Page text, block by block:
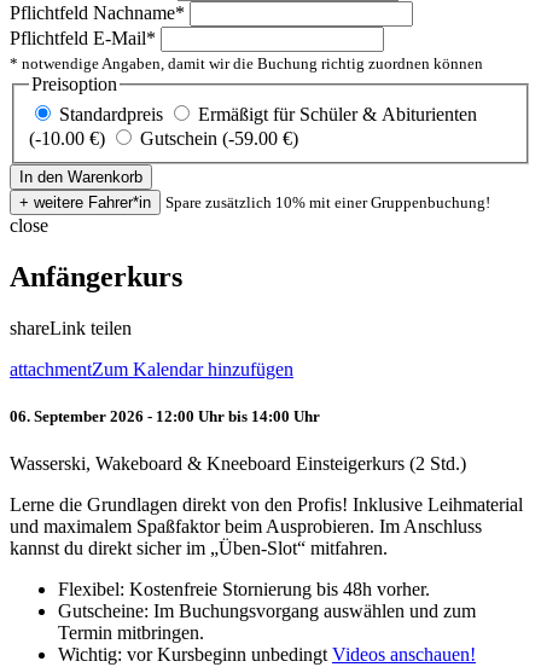
Pflichtfeld Nachname*
Pflichtfeld E-Mail*
* notwendige Angaben, damit wir die Buchung richtig zuordnen können
Preisoption
Standardpreis
Ermäßigt für Schüler & Abiturienten
(-10.00 €)
Gutschein (-59.00 €)
Spare zusätzlich 10% mit einer Gruppenbuchung!
close
Anfängerkurs
shareLink teilen
attachmentZum Kalendar hinzufügen
06. September 2026 - 12:00 Uhr bis 14:00 Uhr
Wasserski, Wakeboard & Kneeboard Einsteigerkurs (2 Std.)
Lerne die Grundlagen direkt von den Profis! Inklusive Leihmaterial
und maximalem Spaßfaktor beim Ausprobieren. Im Anschluss
kannst du direkt sicher im „Üben-Slot“ mitfahren.
Flexibel: Kostenfreie Stornierung bis 48h vorher.
Gutscheine: Im Buchungsvorgang auswählen und zum
Termin mitbringen.
Wichtig: vor Kursbeginn unbedingtVideos anschauen!